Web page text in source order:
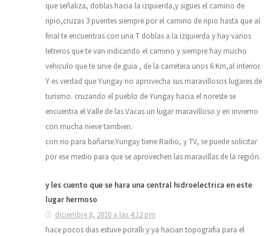
que señaliza, doblas hacia la izquierda,y sigues el camino de
ripio,cruzas 3 puentes siempre por el camino de ripio hasta que al
final te encuentras con una T doblas a la izquierda y hay varios
letreros que te van indicando el camino y siempre hay mucho
vehiculo que te sirve de guia , de la carretera unos 6 Km,al interior.
Y es verdad que Yungay no aprovecha sus maravillosos lugares de
turismo. cruzando el pueblo de Yungay hacia el noreste se
encuentra el Valle de las Vacas un lugar maravilloso y en invierno
con mucha nieve tambien.
con rio para bañarse.Yungay tiene Radio, y TV, se puede solicitar
por ese medio para que se aprovechen las maravillas de la región.
y les cuento que se hara una central hidroelectrica en este
lugar hermoso
diciembre 8, 2010 a las 4:12 pm
hace pocos dias estuve poralli y ya hacian topografia para el